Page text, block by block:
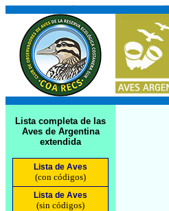
Lista completa de las
Aves de Argentina
extendida
Lista de Aves
(con códigos)
Lista de Aves
(sin códigos)